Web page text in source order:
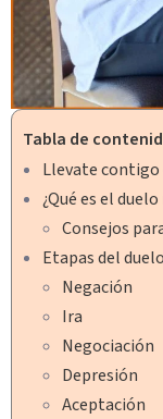
Tabla de
Llevate
¿Qué es el
Consejos
Etapas del
Negación
Ira
Negociación
Depresión
Aceptación